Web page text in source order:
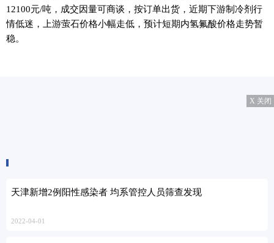
12100元/吨，成交因量可商谈，按订单出货，近期下游制冷剂行
情低迷，上游萤石价格小幅走低，预计短期内氢氟酸价格走势暂
稳。
X 关闭
天津新增2例阳性感染者 均系管控人员筛查发现
2022-04-01